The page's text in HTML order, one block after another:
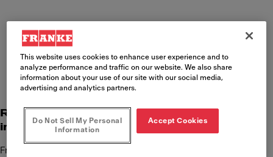
Impresión
Responsabilidad del contenido
internacional
Franke Kaffeemaschinen AG
This website uses cookies to enhance user experience and to
analyze performance and traffic on our website. We also share
information about your use of our site with our social media,
advertising and analytics partners.
Do Not Sell My Personal
Information
Accept Cookies